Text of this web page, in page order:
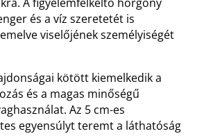
és a víz szeretetét is
viselőjének személyiségét
kötött kiemelkedik a
és a magas minőségű
Az 5 cm-es
egyensúlyt teremt a láthatóság